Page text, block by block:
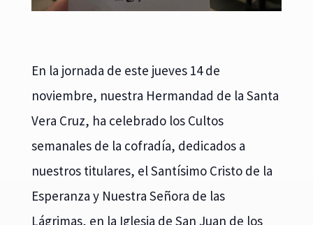
En la jornada de este jueves 14 de
noviembre, nuestra Hermandad de la Santa
Vera Cruz, ha celebrado los Cultos
semanales de la cofradía, dedicados a
nuestros titulares, el Santísimo Cristo de la
Esperanza y Nuestra Señora de las
Lágrimas, en la Iglesia de San Juan de los